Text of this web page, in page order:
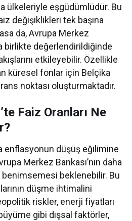
ülkeleriyle eşgüdümlüdür. Bu
değişiklikleri tek başına
da, Avrupa Merkez
birlikte değerlendirildiğinde
etkileyebilir. Özellikle
küresel fonlar için Belçika
noktası oluşturmaktadır.
Faiz Oranları Ne
enflasyonun düşüş eğilimine
Merkez Bankası’nın daha
benimsemesi beklenebilir. Bu
düşme ihtimalini
riskler, enerji fiyatları
gibi dışsal faktörler,